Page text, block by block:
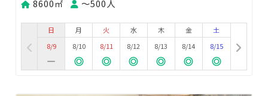
8600㎡
〜500人
日
8/9
月
8/10
火
8/11
水
8/12
木
8/13
金
8/14
土
8/15